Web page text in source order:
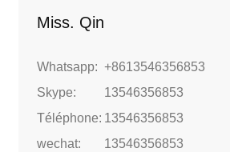
Miss. Qin
Whatsapp: +8613546356853
Skype:
13546356853
Téléphone: 13546356853
wechat:
13546356853